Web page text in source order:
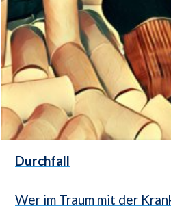
Durchfall
Wer im Traum mit der